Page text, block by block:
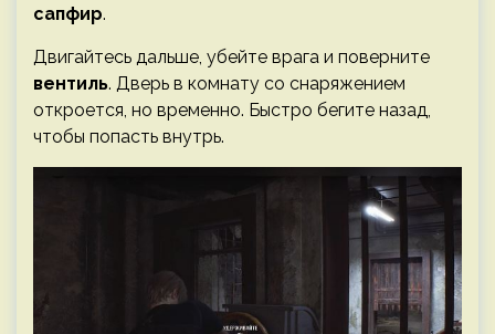
сапфир.
Двигайтесь дальше, убейте врага и поверните
вентиль. Дверь в комнату со снаряжением
откроется, но временно. Быстро бегите назад,
чтобы попасть внутрь.